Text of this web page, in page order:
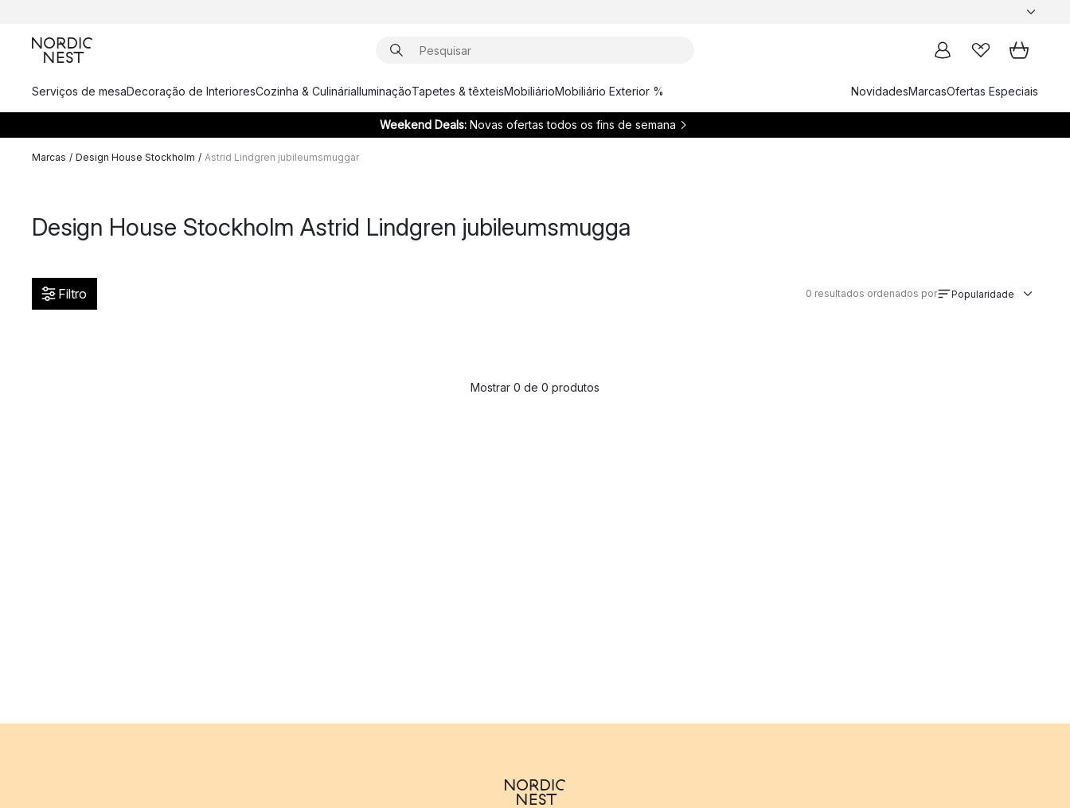
Serviços de mesaDecoração de InterioresCozinha & CulináriaIluminaçãoTapetes & têxteisMobiliárioMobiliário Exterior % NovidadesMarcasOfertas Especiais
Weekend Deals: Novas ofertas todos os fins de semana
Marcas / Design House Stockholm / Astrid Lindgren jubileumsmuggar
Design House Stockholm Astrid Lindgren jubileumsmugga
Filtro 0 resultados ordenados por Popularidade
Mostrar 0 de 0 produtos